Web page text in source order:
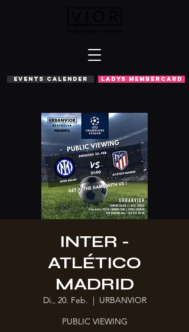
EVENTS CALENDER LADYS MEMBERCARD
INTER -
ATLÉTICO
MADRID
Di., 20. Feb.
  |
URBANVIOR
PUBLIC VIEWING